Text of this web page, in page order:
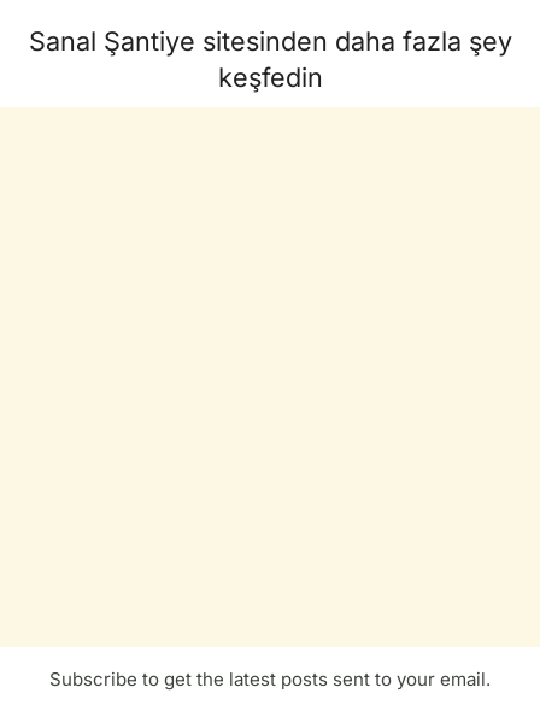
Sanal Şantiye sitesinden daha fazla şey
keşfedin
Subscribe to get the latest posts sent to your email.